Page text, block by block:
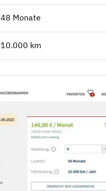
48 Monate
10.000 km